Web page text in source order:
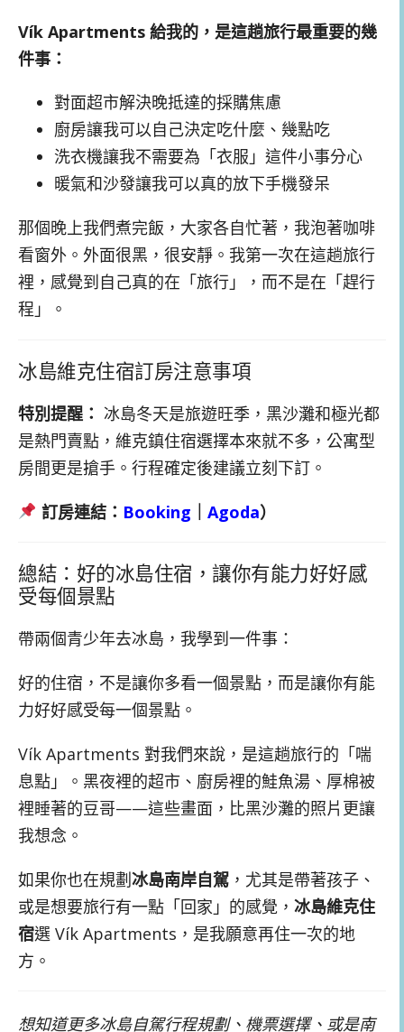
Vík Apartments 給我的，是這趟旅行最重要的幾
件事：
對面超市解決晚抵達的採購焦慮
廚房讓我可以自己決定吃什麼、幾點吃
洗衣機讓我不需要為「衣服」這件小事分心
暖氣和沙發讓我可以真的放下手機發呆
那個晚上我們煮完飯，大家各自忙著，我泡著咖啡
看窗外。外面很黑，很安靜。我第一次在這趟旅行
裡，感覺到自己真的在「旅行」，而不是在「趕行
程」。
冰島維克住宿訂房注意事項
特別提醒： 冰島冬天是旅遊旺季，黑沙灘和極光都
是熱門賣點，維克鎮住宿選擇本來就不多，公寓型
房間更是搶手。行程確定後建議立刻下訂。
訂房連結： Booking Agoda）
總結：好的冰島住宿，讓你有能力好好感
受每個景點
帶兩個青少年去冰島，我學到一件事：
好的住宿，不是讓你多看一個景點，而是讓你有能
力好好感受每一個景點。
Vík Apartments 對我們來說，是這趟旅行的「喘
息點」。黑夜裡的超市、廚房裡的鮭魚湯、厚棉被
裡睡著的豆哥——這些畫面，比黑沙灘的照片更讓
我想念。
如果你也在規劃冰島南岸自駕 ，尤其是帶著孩子、
或是想要旅行有一點「回家」的感覺， 冰島維克住
宿選 Vík Apartments，是我願意再住一次的地
方。
想知道更多冰島自駕行程規劃、機票選擇、或是南